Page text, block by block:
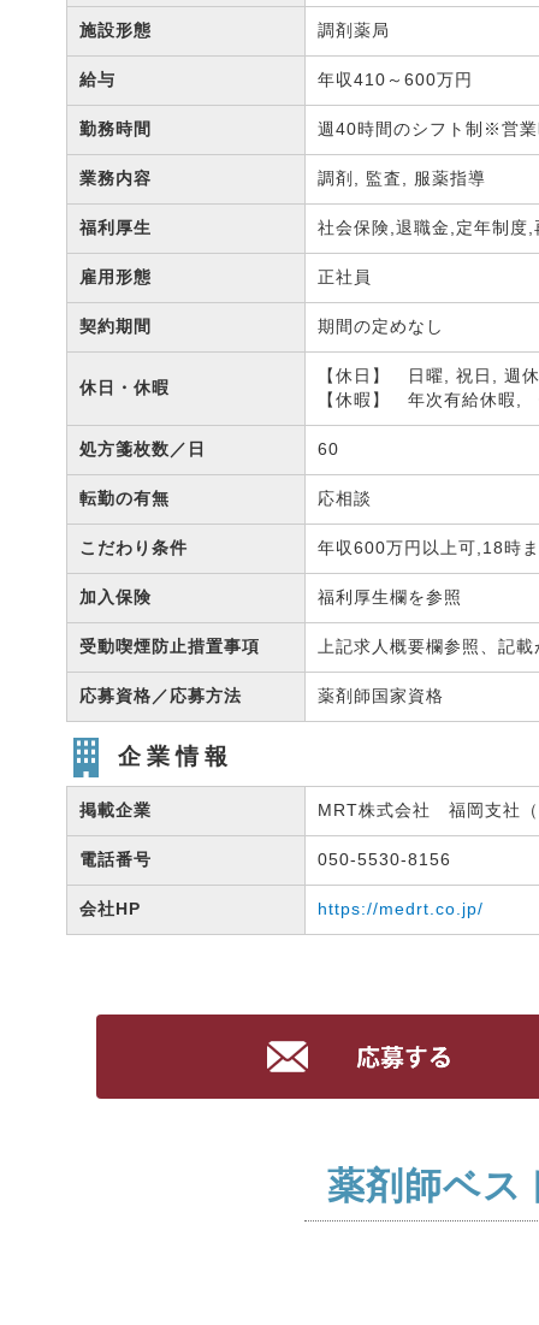
施設形態 調剤薬局
給与 年収410～600万円
勤務時間 週40時間のシフト制※営
業務内容 調剤, 監査, 服薬指導
福利厚生 社会保険,退職金,定年制度
雇用形態 正社員
契約期間 期間の定めなし
休日・休暇
【休日】 日曜, 祝日, 週
【休暇】 年次有給休暇,
処方箋枚数／日 60
転勤の有無 応相談
こだわり条件 年収600万円以上可,18時
加入保険 福利厚生欄を参照
受動喫煙防止措置事項 上記求人概要欄参照、記
応募資格／応募方法 薬剤師国家資格
企業情報
掲載企業 MRT株式会社 福岡支社
電話番号 050-5530-8156
会社HP https://medrt.co.jp/
薬剤師ベス